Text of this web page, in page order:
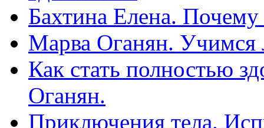
Бахтина Елена.
Марва Оганян. Учимся
Как стать полностью
Оганян.
Приключения тела.